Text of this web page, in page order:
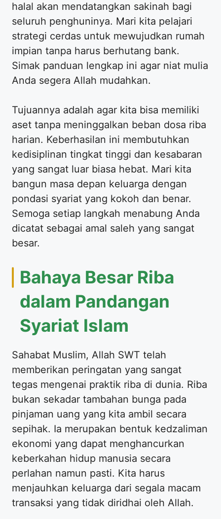
halal akan mendatangkan sakinah bagi
seluruh penghuninya. Mari kita pelajari
strategi cerdas untuk mewujudkan rumah
impian tanpa harus berhutang bank.
Simak panduan lengkap ini agar niat mulia
Anda segera Allah mudahkan.
Tujuannya adalah agar kita bisa memiliki
aset tanpa meninggalkan beban dosa riba
harian. Keberhasilan ini membutuhkan
kedisiplinan tingkat tinggi dan kesabaran
yang sangat luar biasa hebat. Mari kita
bangun masa depan keluarga dengan
pondasi syariat yang kokoh dan benar.
Semoga setiap langkah menabung Anda
dicatat sebagai amal saleh yang sangat
besar.
Bahaya Besar Riba
dalam Pandangan
Syariat Islam
Sahabat Muslim, Allah SWT telah
memberikan peringatan yang sangat
tegas mengenai praktik riba di dunia. Riba
bukan sekadar tambahan bunga pada
pinjaman uang yang kita ambil secara
sepihak. Ia merupakan bentuk kedzaliman
ekonomi yang dapat menghancurkan
keberkahan hidup manusia secara
perlahan namun pasti. Kita harus
menjauhkan keluarga dari segala macam
transaksi yang tidak diridhai oleh Allah.